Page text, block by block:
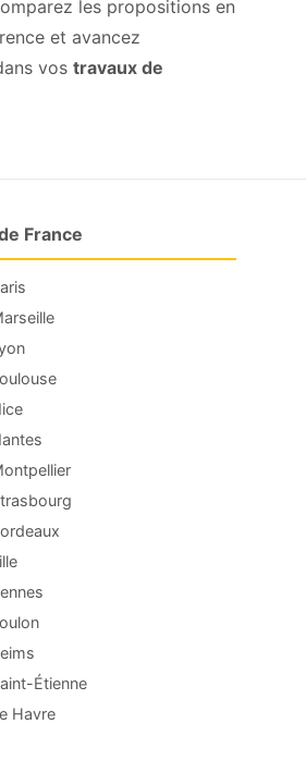
les propositions en
et avancez
vos travaux de
France
Étienne
Havre